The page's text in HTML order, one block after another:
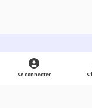
Light ModeDark ModeSystem
Se connecter